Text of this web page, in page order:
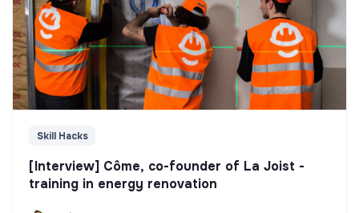
Skill Hacks
[Interview] Côme, co-founder of La Joist -
training in energy renovation